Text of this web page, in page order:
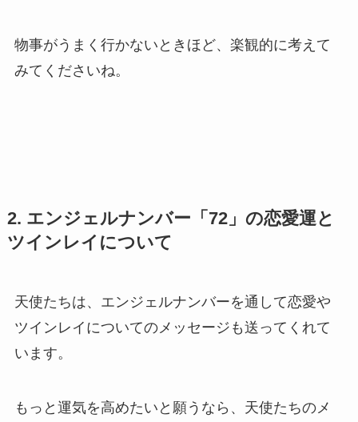
物事がうまく行かないときほど、楽観的に考えて
みてくださいね。
2. エンジェルナンバー「72」の恋愛運と
ツインレイについて
天使たちは、エンジェルナンバーを通して恋愛や
ツインレイについてのメッセージも送ってくれて
います。
もっと運気を高めたいと願うなら、天使たちのメ